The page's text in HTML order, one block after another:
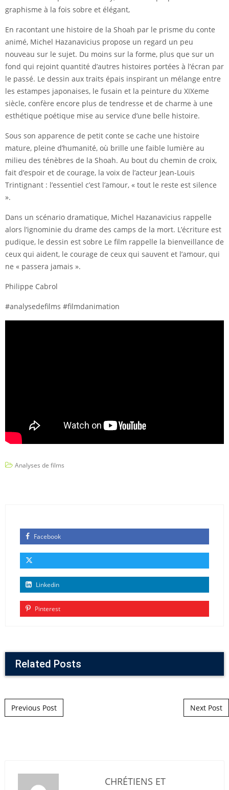
graphisme à la fois sobre et élégant,
En racontant une histoire de la Shoah par le prisme du conte
animé, Michel Hazanavicius propose un regard un peu
nouveau sur le sujet. Du moins sur la forme, plus que sur un
fond qui rejoint quantité d’autres histoires portées à l’écran par
le passé. Le dessin aux traits épais inspirant un mélange entre
les estampes japonaises, le fusain et la peinture du XIXeme
siècle, confère encore plus de tendresse et de charme à une
esthétique poétique mise au service d’une belle histoire.
Sous son apparence de petit conte se cache une histoire
mature, pleine d’humanité, où brille une faible lumière au
milieu des ténèbres de la Shoah. Au bout du chemin de croix,
fait d’espoir et de courage, la voix de l’acteur Jean-Louis
Trintignant : l’essentiel c’est l’amour, « tout le reste est silence
».
Dans un scénario dramatique, Michel Hazanavicius rappelle
alors l’ignominie du drame des camps de la mort. L’écriture est
pudique, le dessin est sobre Le film rappelle la bienveillance de
ceux qui aident, le courage de ceux qui sauvent et l’amour, qui
ne « passera jamais ».
Philippe Cabrol
#analysedefilms #filmdanimation
Analyses de films
Facebook
Linkedin
Pinterest
Related Posts
Post navigation
Previous Post Next Post
CHRÉTIENS ET